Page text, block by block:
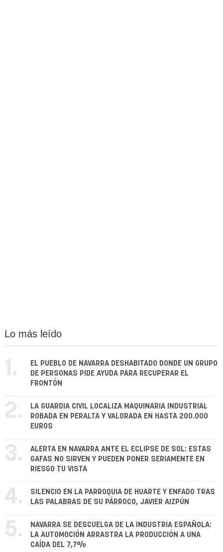
Lo más leído
1.
EL PUEBLO DE NAVARRA DESHABITADO DONDE UN GRUPO
DE PERSONAS PIDE AYUDA PARA RECUPERAR EL
FRONTÓN
2.
LA GUARDIA CIVIL LOCALIZA MAQUINARIA INDUSTRIAL
ROBADA EN PERALTA Y VALORADA EN HASTA 200.000
EUROS
3.
ALERTA EN NAVARRA ANTE EL ECLIPSE DE SOL: ESTAS
GAFAS NO SIRVEN Y PUEDEN PONER SERIAMENTE EN
RIESGO TU VISTA
4.
SILENCIO EN LA PARROQUIA DE HUARTE Y ENFADO TRAS
LAS PALABRAS DE SU PÁRROCO, JAVIER AIZPÚN
5.
NAVARRA SE DESCUELGA DE LA INDUSTRIA ESPAÑOLA:
LA AUTOMOCIÓN ARRASTRA LA PRODUCCIÓN A UNA
CAÍDA DEL 7,7%